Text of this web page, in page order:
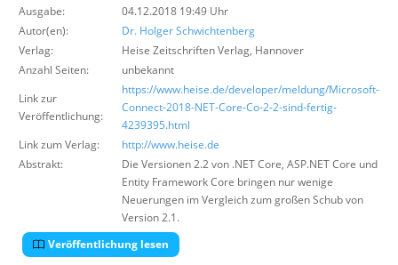
Ausgabe:
04.12.2018 19:49 Uhr
Autor(en):
Dr. Holger Schwichtenberg
Verlag:
Heise Zeitschriften Verlag, Hannover
Anzahl Seiten:
unbekannt
Link zur
Veröffentlichung:
https://www.heise.de/developer/meldung/Microsoft-
Connect-2018-NET-Core-Co-2-2-sind-fertig-
4239395.html
Link zum Verlag:
http://www.heise.de
Abstrakt:
Die Versionen 2.2 von .NET Core, ASP.NET Core und
Entity Framework Core bringen nur wenige
Neuerungen im Vergleich zum großen Schub von
Version 2.1.
Veröffentlichung lesen